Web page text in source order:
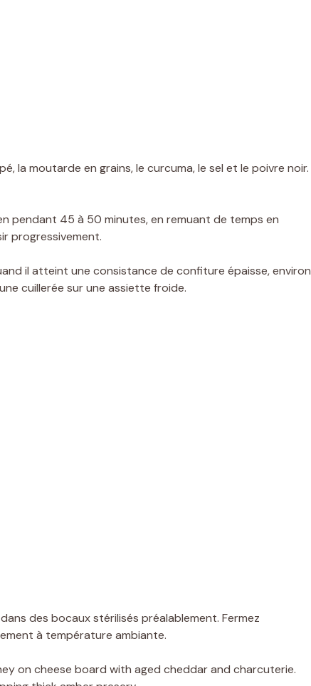
la moutarde en grains, le curcuma, le sel et le poivre noir.
pendant 45 à 50 minutes, en remuant de temps en
progressivement.
il atteint une consistance de confiture épaisse, environ
cuillerée sur une assiette froide.
des bocaux stérilisés préalablement. Fermez
à température ambiante.